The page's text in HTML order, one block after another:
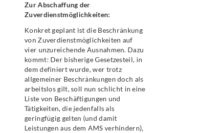
Zur Abschaffung der
Zuverdienstmöglichkeiten:
Konkret geplant ist die Beschränkung
von Zuverdienstmöglichkeiten auf
vier unzureichende Ausnahmen. Dazu
kommt: Der bisherige Gesetzesteil, in
dem definiert wurde, wer trotz
allgemeiner Beschränkungen doch als
arbeitslos gilt, soll nun schlicht in eine
Liste von Beschäftigungen und
Tätigkeiten, die jedenfalls als
geringfügig gelten (und damit
Leistungen aus dem AMS verhindern),